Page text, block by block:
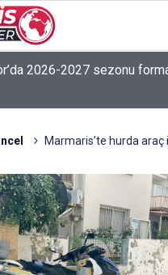
Genç Kız Futsal Milli
girdi
Marmaris’te hurda araç